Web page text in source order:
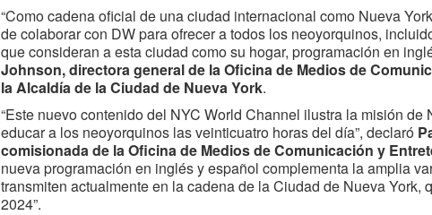
“Como cadena oficial de una ciudad internacional como Nueva
de colaborar con DW para ofrecer a todos los neoyorquinos,
que consideran a esta ciudad como su hogar, programación en
Johnson, directora general de la Oficina de Medios de
la Alcaldía de la Ciudad de Nueva York.
“Este nuevo contenido del NYC World Channel ilustra la misión de
educar a los neoyorquinos las veinticuatro horas del día”, declaró
comisionada de la Oficina de Medios de Comunicación y
nueva programación en inglés y español complementa la amplia
transmiten actualmente en la cadena de la Ciudad de Nueva York,
2024”.